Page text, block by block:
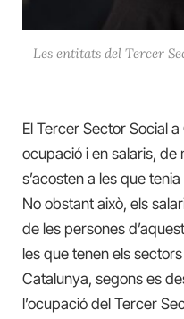
Les entitats del Tercer
El Tercer Sector Social
ocupació i en salaris, de
s’acosten a les que
No obstant això, els
de les persones
les que tenen els
Catalunya, segons es
l’ocupació del Tercer